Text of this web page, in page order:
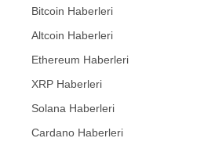
Bitcoin Haberleri
Altcoin Haberleri
Ethereum Haberleri
XRP Haberleri
Solana Haberleri
Cardano Haberleri